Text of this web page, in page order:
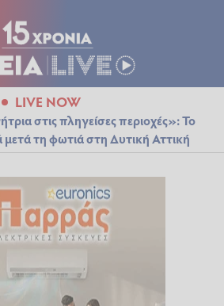
LIVE NOW
στις πληγείσες περιοχές»: Το
τη φωτιά στη Δυτική Αττική